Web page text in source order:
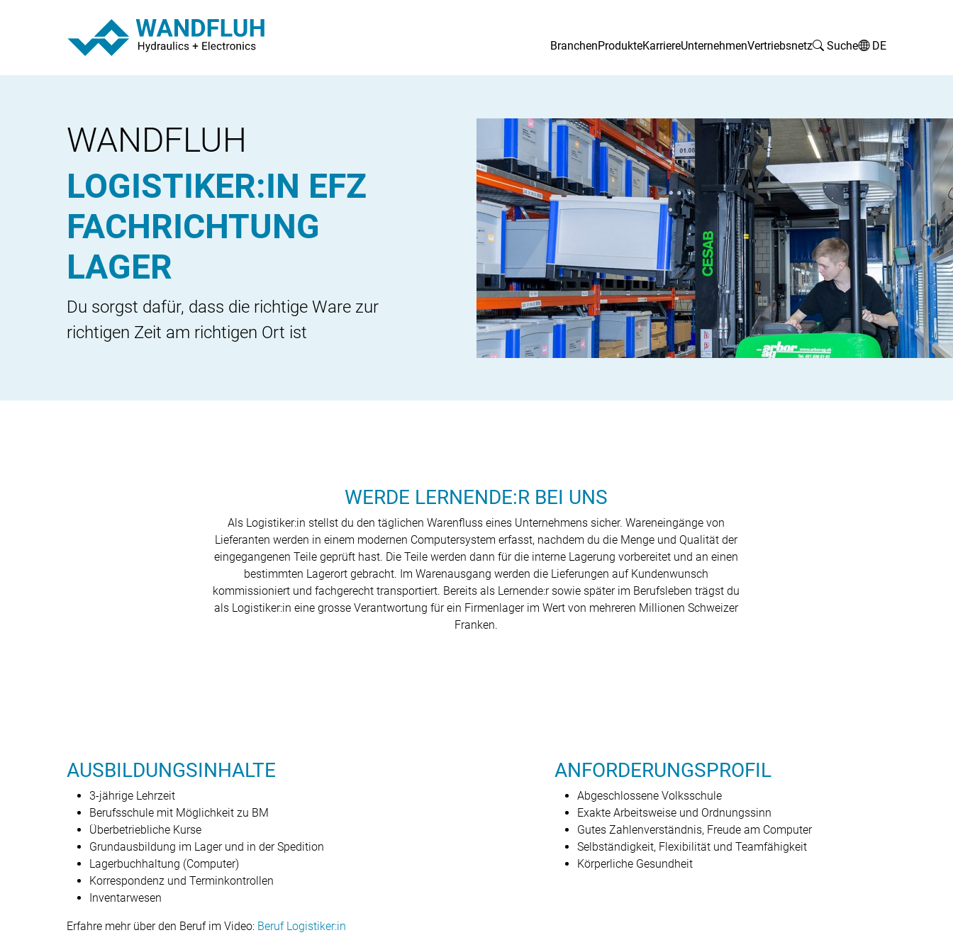
BranchenProdukteKarriereUnternehmenVertriebsnetz Suche DE
WANDFLUH
LOGISTIKER:IN EFZ
FACHRICHTUNG
LAGER
Du sorgst dafür, dass die richtige Ware zur
richtigen Zeit am richtigen Ort ist
WERDE LERNENDE:R BEI UNS
Als Logistiker:in stellst du den täglichen Warenfluss eines Unternehmens sicher. Wareneingänge von
Lieferanten werden in einem modernen Computersystem erfasst, nachdem du die Menge und Qualität der
eingegangenen Teile geprüft hast. Die Teile werden dann für die interne Lagerung vorbereitet und an einen
bestimmten Lagerort gebracht. Im Warenausgang werden die Lieferungen auf Kundenwunsch
kommissioniert und fachgerecht transportiert. Bereits als Lernende:r sowie später im Berufsleben trägst du
als Logistiker:in eine grosse Verantwortung für ein Firmenlager im Wert von mehreren Millionen Schweizer
Franken.
AUSBILDUNGSINHALTE
3-jährige Lehrzeit
Berufsschule mit Möglichkeit zu BM
Überbetriebliche Kurse
Grundausbildung im Lager und in der Spedition
Lagerbuchhaltung (Computer)
Korrespondenz und Terminkontrollen
Inventarwesen
Erfahre mehr über den Beruf im Video: Beruf Logistiker:in
ANFORDERUNGSPROFIL
Abgeschlossene Volksschule
Exakte Arbeitsweise und Ordnungssinn
Gutes Zahlenverständnis, Freude am Computer
Selbständigkeit, Flexibilität und Teamfähigkeit
Körperliche Gesundheit